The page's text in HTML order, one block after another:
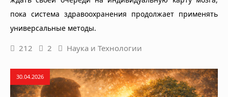
пока система здравоохранения продолжает применять
универсальные методы.
212 2 Наука и Технологии
30.04.2026